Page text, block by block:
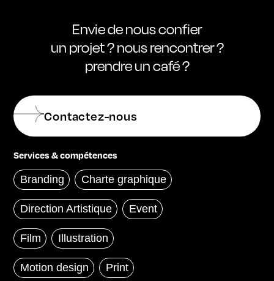
Envie de nous confier
un projet ? nous rencontrer ?
prendre un café ?
Contactez-nous
Services & compétences
Branding Charte graphique
Direction Artistique Event
Film Illustration
Motion design Print